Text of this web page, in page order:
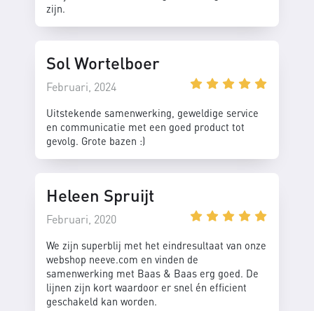
zijn.
Sol Wortelboer
Februari, 2024
Uitstekende samenwerking, geweldige service
en communicatie met een goed product tot
gevolg. Grote bazen :)
Heleen Spruijt
Februari, 2020
We zijn superblij met het eindresultaat van onze
webshop neeve.com en vinden de
samenwerking met Baas & Baas erg goed. De
lijnen zijn kort waardoor er snel én efficient
geschakeld kan worden.